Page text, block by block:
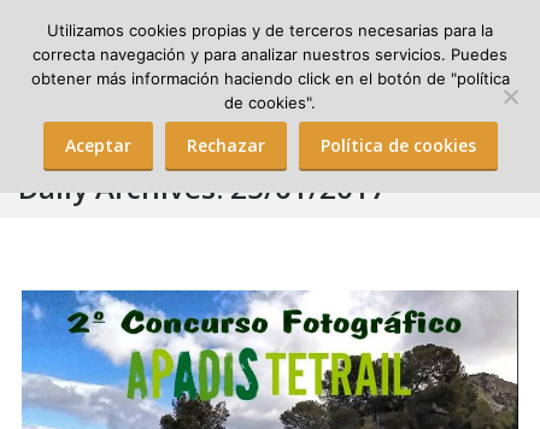
Search:
Daily Archives: 25/01/2017
Utilizamos cookies propias y de terceros necesarias para la
correcta navegación y para analizar nuestros servicios. Puedes
obtener más información haciendo click en el botón de "política
de cookies".
Aceptar Rechazar Política de cookies